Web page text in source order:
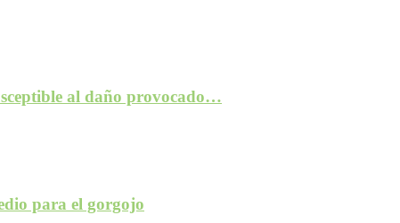
al daño provocado…
para el gorgojo